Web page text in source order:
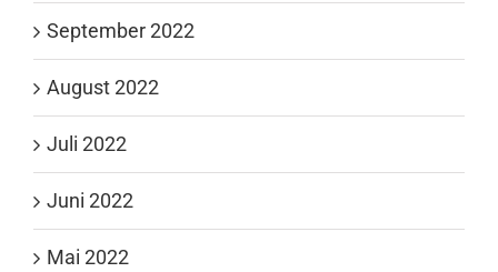
September 2022
August 2022
Juli 2022
Juni 2022
Mai 2022